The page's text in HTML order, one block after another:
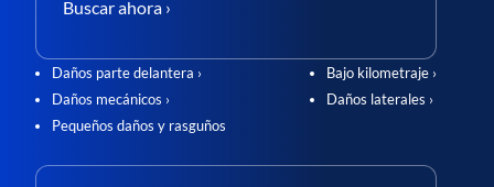
Buscar ahora ›
Daños parte delantera ›
Daños mecánicos ›
Pequeños daños y rasguños
Bajo kilometraje ›
Daños laterales ›